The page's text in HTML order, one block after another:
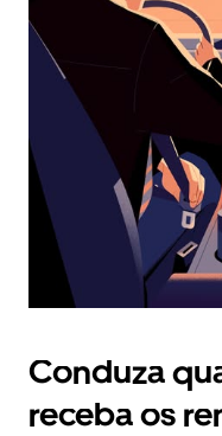
Prima
o
botão
o
calendário.
Conduza
receba os